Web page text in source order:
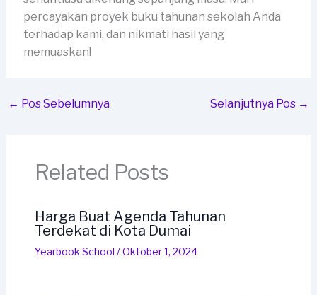
percayakan proyek buku tahunan sekolah Anda
terhadap kami, dan nikmati hasil yang
memuaskan!
← Pos Sebelumnya Selanjutnya Pos →
Related Posts
Harga Buat Agenda Tahunan
Terdekat di Kota Dumai
Yearbook School /Oktober 1, 2024